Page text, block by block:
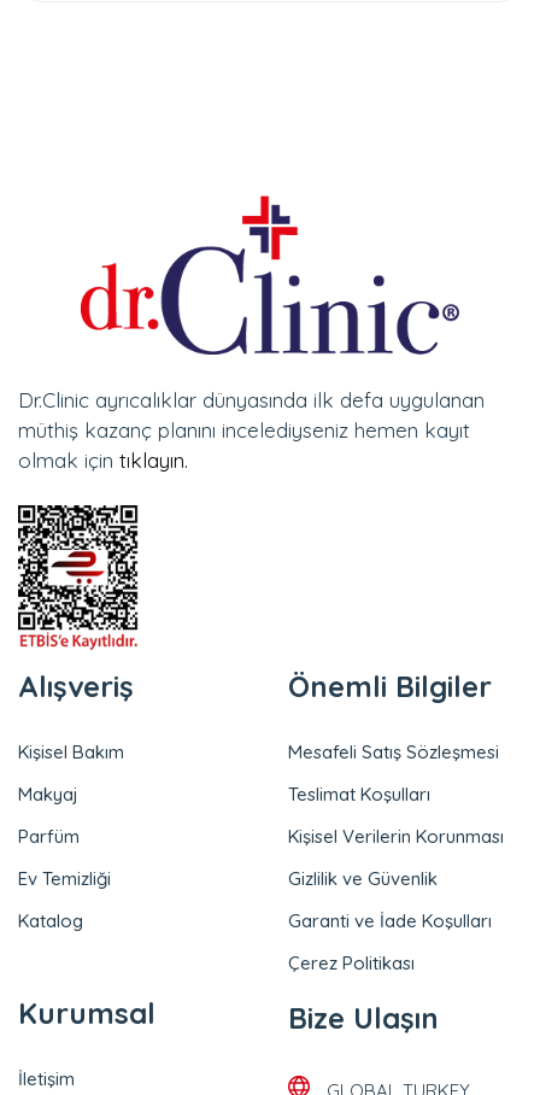
Dr.Clinic ayrıcalıklar dünyasında ilk defa uygulanan
müthiş kazanç planını incelediyseniz hemen kayıt
olmak için tıklayın.
Alışveriş
Kişisel Bakım
Makyaj
Parfüm
Ev Temizliği
Katalog
Önemli Bilgiler
Mesafeli Satış Sözleşmesi
Teslimat Koşulları
Kişisel Verilerin Korunması
Gizlilik ve Güvenlik
Garanti ve İade Koşulları
Çerez Politikası
Kurumsal
İletişim
Bize Ulaşın